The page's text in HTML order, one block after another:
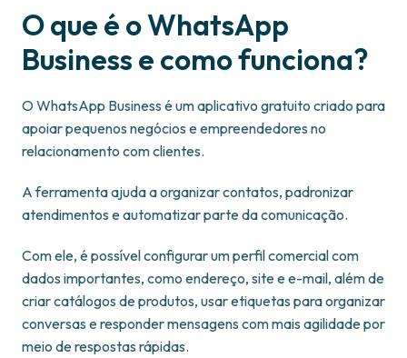
O que é o WhatsApp
Business e como funciona?
O WhatsApp Business é um aplicativo gratuito criado para
apoiar pequenos negócios e empreendedores no
relacionamento com clientes.
A ferramenta ajuda a organizar contatos, padronizar
atendimentos e automatizar parte da comunicação.
Com ele, é possível configurar um perfil comercial com
dados importantes, como endereço, site e e-mail, além de
criar catálogos de produtos, usar etiquetas para organizar
conversas e responder mensagens com mais agilidade por
meio de respostas rápidas.